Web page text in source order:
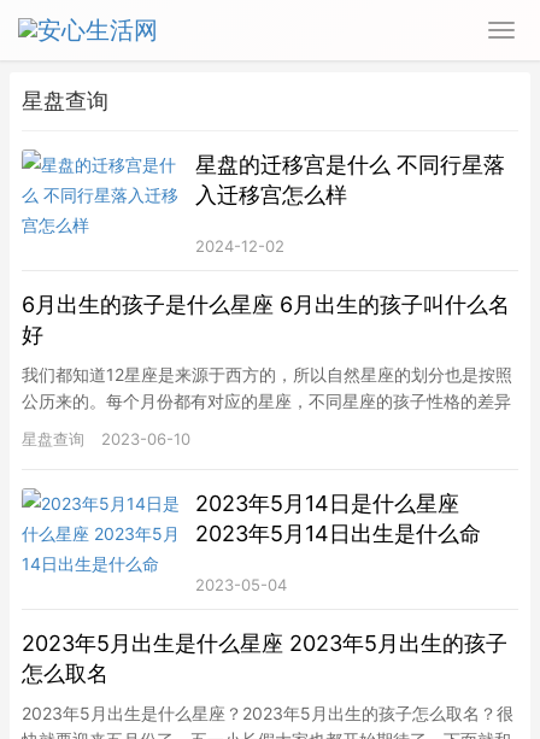
星盘查询
星盘的迁移宫是什么 不同行星落
入迁移宫怎么样
2024-12-02
6月出生的孩子是什么星座 6月出生的孩子叫什么名
好
我们都知道12星座是来源于西方的，所以自然星座的划分也是按照
公历来的。每个月份都有对应的星座，不同星座的孩子性格的差异
也很大。那么6月出生的孩子是什么星座？6月出生的孩子叫什么名
好…
星盘查询 2023-06-10
2023年5月14日是什么星座
2023年5月14日出生是什么命
2023-05-04
2023年5月出生是什么星座 2023年5月出生的孩子
怎么取名
2023年5月出生是什么星座？2023年5月出生的孩子怎么取名？很